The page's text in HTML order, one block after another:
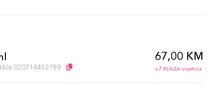
020714462789
67,00 KM
+7 PLAZA cvjetića